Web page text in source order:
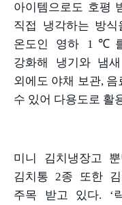
아이템으로도 호평
직접 냉각하는 방
온도인 영하 1℃
강화해 냉기와 냄
외에도 야채 보관, 음
수 있어 다용도로 활
미니 김치냉장고
김치통 2종 또한 김
주목 받고 있다. ‘